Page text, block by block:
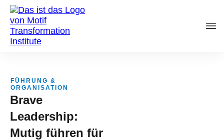
FÜHRUNG &
ORGANISATION
Brave
Leadership:
Mutig führen für